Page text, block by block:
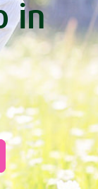
in